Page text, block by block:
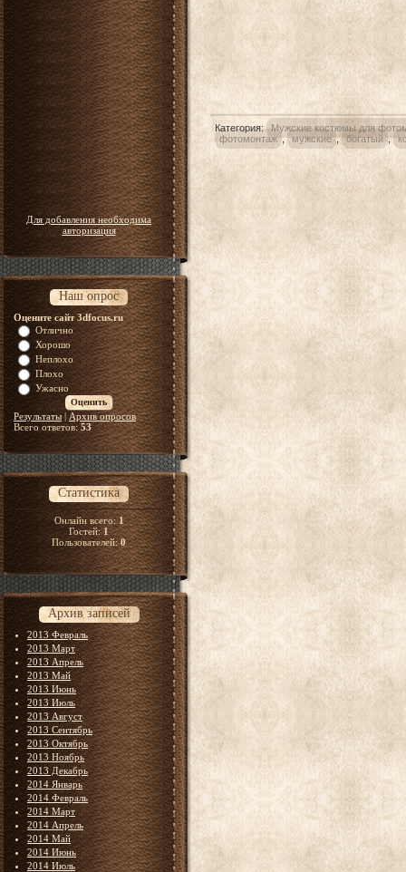
Для добавления необходима
авторизация
Наш опрос
Оцените сайт 3dfocus.ru
Отлично
Хорошо
Неплохо
Плохо
Ужасно
Результаты| Архив опросов
Всего ответов:53
Статистика
Онлайн всего:1
Гостей:1
Пользователей:0
Архив записей
2013 Февраль
2013 Март
2013 Апрель
2013 Май
2013 Июнь
2013 Июль
2013 Август
2013 Сентябрь
2013 Октябрь
2013 Ноябрь
2013 Декабрь
2014 Январь
2014 Февраль
2014 Март
2014 Апрель
2014 Май
2014 Июнь
2014 Июль
Категория: Мужские костюмы для
фотомонтаж , мужские , богатый ,